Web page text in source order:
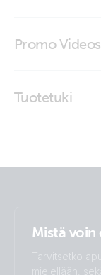
EV
EV-
ISO9001
Promo Videos
Tuotetuki
Mistä voin
Tarvitsetko
mielellään,